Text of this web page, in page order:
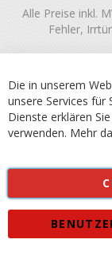
Alle Preise inkl.
Fehler,
Die in unserem
unsere Services für
Dienste erklären
verwenden. Mehr